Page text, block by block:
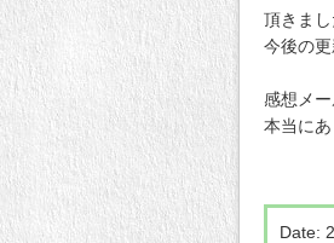
頂きま
今後の
感想メ
本当に
Date: